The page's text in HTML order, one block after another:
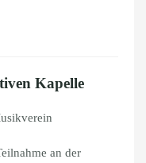
Kapelle
an der